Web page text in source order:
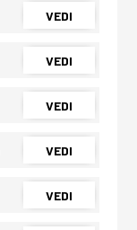
VEDI
VEDI
VEDI
VEDI
VEDI